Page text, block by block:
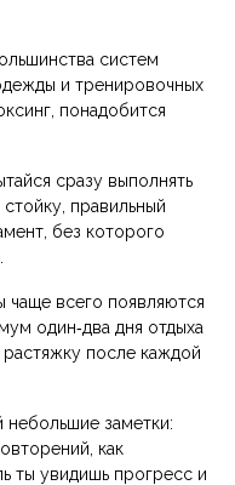
систем
и тренировочных
понадобится
сразу выполнять
правильный
без которого
чаще всего появляются
один‑два дня отдыха
после каждой
небольшие заметки:
как
ты увидишь прогресс и